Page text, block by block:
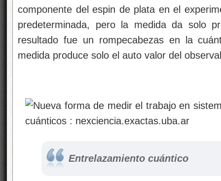
componente del espin de plata en el
predeterminada, pero la medida da solo
resultado fue un rompecabezas en la
medida produce solo el auto valor del
Entrelazamiento cuántico